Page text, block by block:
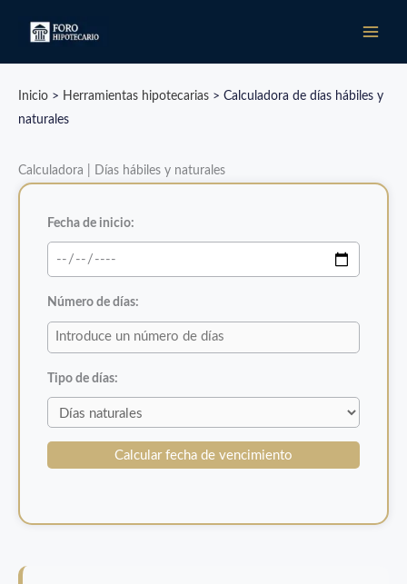
Inicio > Herramientas hipotecarias > Calculadora de días hábiles y
naturales
Calculadora | Días hábiles y naturales
Fecha de inicio:
Número de días:
Tipo de días:
Calcular fecha de vencimiento